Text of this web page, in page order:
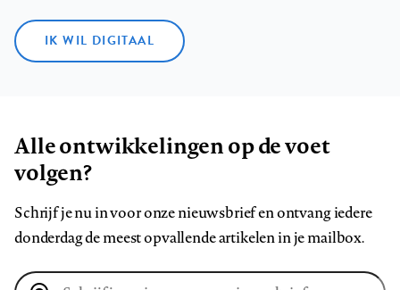
IK WIL DIGITAAL
Alle ontwikkelingen op de voet
volgen?
Schrijf je nu in voor onze nieuwsbrief en ontvang iedere
donderdag de meest opvallende artikelen in je mailbox.